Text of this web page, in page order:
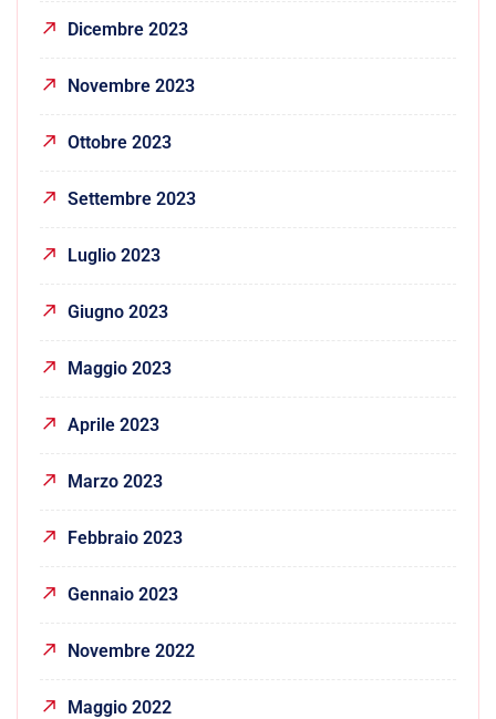
Dicembre 2023
Novembre 2023
Ottobre 2023
Settembre 2023
Luglio 2023
Giugno 2023
Maggio 2023
Aprile 2023
Marzo 2023
Febbraio 2023
Gennaio 2023
Novembre 2022
Maggio 2022